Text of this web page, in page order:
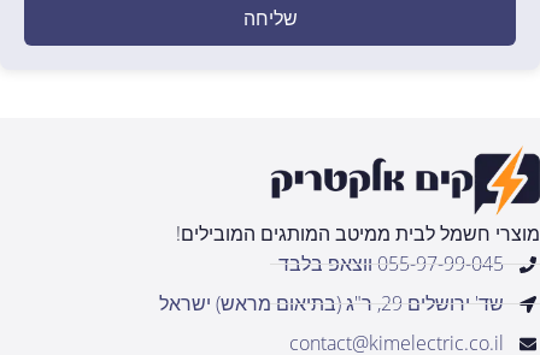
שליחה
מוצרי חשמל לבית ממיטב המותגים המובילים!
055-97-99-045 ווצאפ בלבד
שד' ירושלים 29, ר"ג (בתיאום מראש) ישראל
contact@kimelectric.co.il